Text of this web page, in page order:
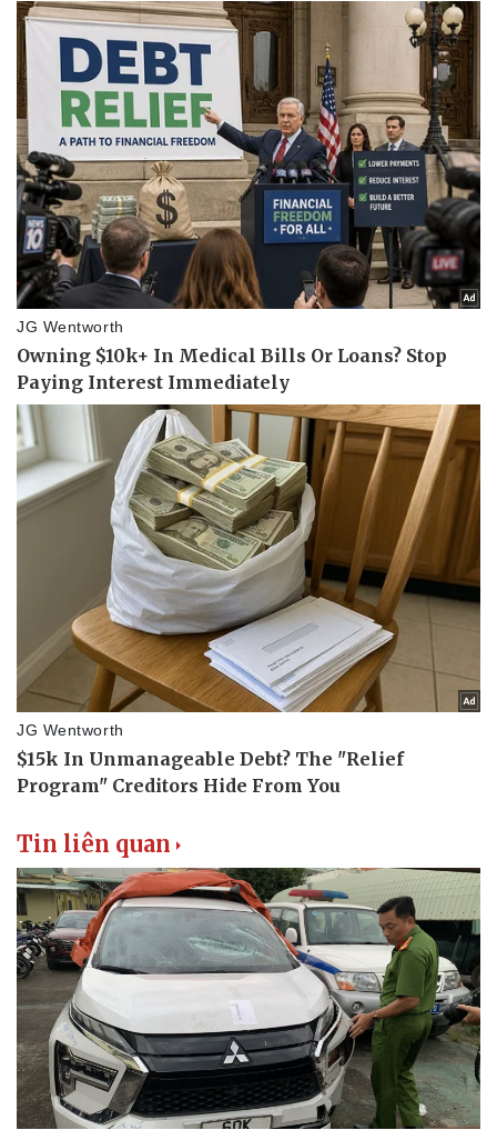
Pháp luật
Vụ án
Tin nóng
Tư vấn luật
Quân sự - Quốc phòng
Vũ khí
Việt Nam
Tin liên quan